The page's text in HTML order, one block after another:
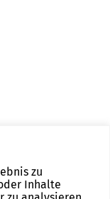
zu
Inhalte